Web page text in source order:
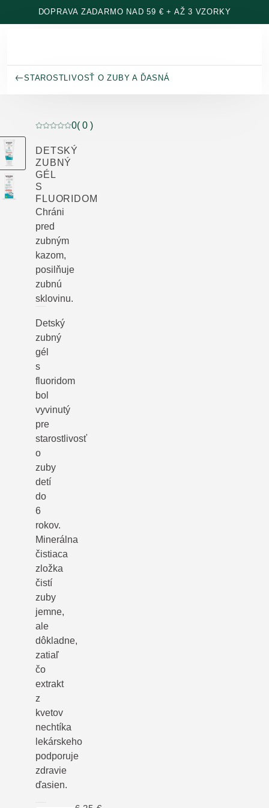
Prejsť na hlavný obsah
DOPRAVA ZADARMO NAD 59 € + AŽ 3 VZORKY
STAROSTLIVOSŤ O ZUBY A ĎASNÁ
Aktuálne hodnotenie: 0 z 5 hviezdičiek hodnotené 0
0( 0 )
DETSKÝ
ZUBNÝ
GÉL
S
FLUORIDOM
Chráni
pred
zubným
kazom,
posilňuje
zubnú
sklovinu.
Detský
zubný
gél
s
fluoridom
bol
vyvinutý
pre
starostlivosť
o
zuby
detí
do
6
rokov.
Minerálna
čistiaca
zložka
čistí
zuby
jemne,
ale
dôkladne,
zatiaľ
čo
extrakt
z
kvetov
nechtíka
lekárskeho
podporuje
zdravie
ďasien.